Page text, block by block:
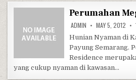
Perumahan
ADMIN MAY 5, 2012
Hunian Nyaman di
Payung Semarang.
Residence
yang cukup nyaman di kawasan…